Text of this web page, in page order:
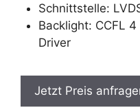
Schnittstelle:
Backlight: CCFL
Driver
Jetzt Preis